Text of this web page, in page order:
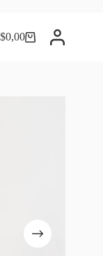
0,00